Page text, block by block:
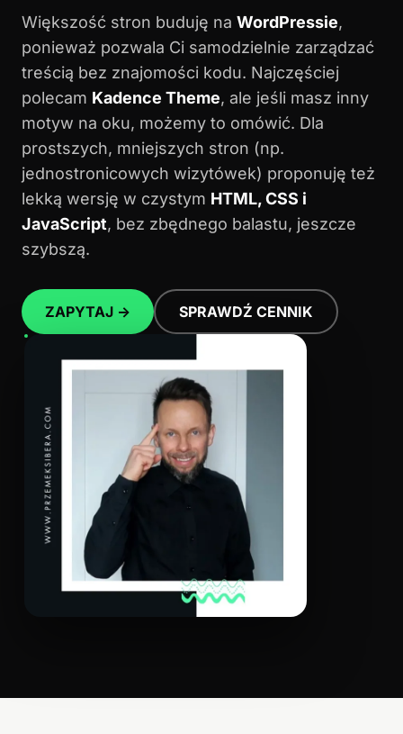
Większość stron buduję na WordPressie,
ponieważ pozwala Ci samodzielnie zarządzać
treścią bez znajomości kodu. Najczęściej
polecam Kadence Theme, ale jeśli masz inny
motyw na oku, możemy to omówić. Dla
prostszych, mniejszych stron (np.
jednostronicowych wizytówek) proponuję też
lekką wersję w czystym HTML, CSS i
JavaScript, bez zbędnego balastu, jeszcze
szybszą.
ZAPYTAJ → SPRAWDŹ CENNIK